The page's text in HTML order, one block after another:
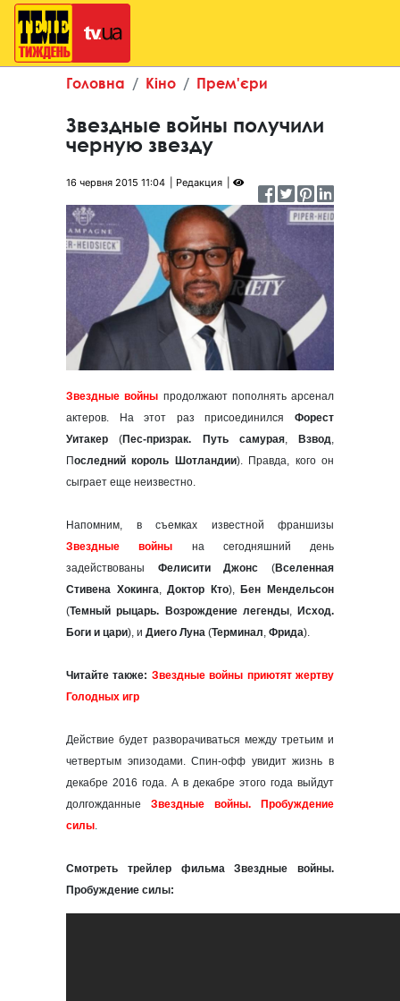
Головна Кіно Прем'єри
Звездные войны получили
черную звезду
16 червня 2015 11:04 Редакция
Звездные войны продолжают пополнять арсенал
актеров. На этот раз присоединился Форест
Уитакер (Пес-призрак. Путь самурая, Взвод,
Последний король Шотландии). Правда, кого он
сыграет еще неизвестно.
Напомним, в съемках известной франшизы
Звездные войны на сегодняшний день
задействованы Фелисити Джонс (Вселенная
Стивена Хокинга,Доктор Кто), Бен Мендельсон
(Темный рыцарь. Возрождение легенды, Исход.
Боги и цари), и Диего Луна (Терминал, Фрида).
Читайте также: Звездные войны приютят жертву
Голодных игр
Действие будет разворачиваться между третьим и
четвертым эпизодами. Спин-офф увидит жизнь в
декабре 2016 года. А в декабре этого года выйдут
долгожданные Звездные войны. Пробуждение
силы.
Смотреть трейлер фильма Звездные войны.
Пробуждение силы: